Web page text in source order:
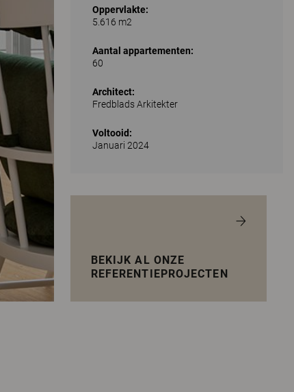
Oppervlakte:
5.616 m2
Aantal appartementen:
60
Architect:
Fredblads Arkitekter
Voltooid:
Januari 2024
BEKIJK AL ONZE
REFERENTIEPROJECTEN